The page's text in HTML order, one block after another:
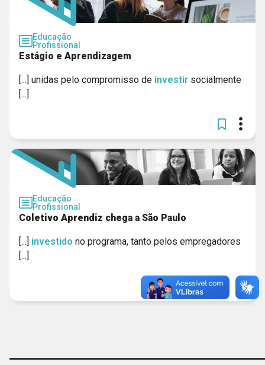
Educação
Profissional
Estágio e Aprendizagem
[...] unidas pelo compromisso de investir socialmente
[...]
Educação
Profissional
Coletivo Aprendiz chega a São Paulo
[...] investido no programa, tanto pelos empregadores
[...]